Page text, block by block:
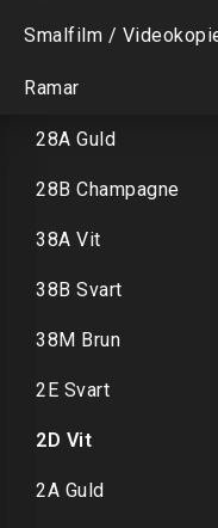
Smalfilm /
Ramar
28A Guld
28B Champagne
38A Vit
38B Svart
38M Brun
2E Svart
2D Vit
2A Guld